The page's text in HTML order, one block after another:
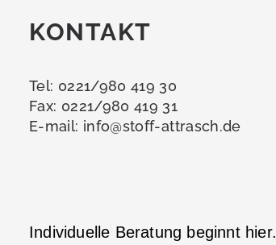
KONTAKT
Tel: 0221/980 419 30
Fax: 0221/980 419 31
E-mail: info@stoff-attrasch.de
Individuelle Beratung beginnt hier.